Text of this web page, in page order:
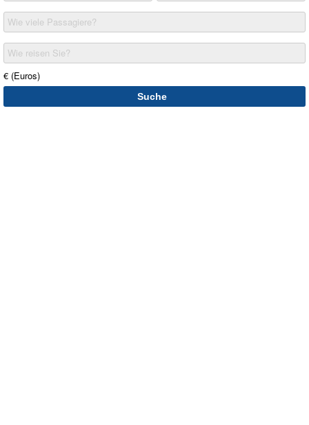
Wie viele Passagiere?
Wie reisen Sie?
€ (Euros)
Suche